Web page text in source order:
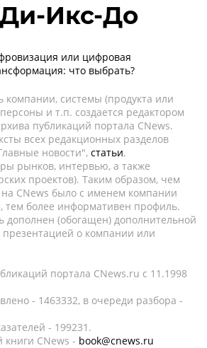
Ди-Икс-До
или цифровая
что выбрать?
системы (продукта или
и т.п. создается редактором
публикаций портала CNews.
всех редакционных разделов
новости", статьи,
рынков, интервью, а также
проектов). Таким образом, чем
CNews было с именем компании
тем более информативен профиль.
дополнен (обогащен) дополнительной
о компании или
портала CNews.ru c 11.1998
- 1463332, в очереди разбора -
- 199231.
книги CNews - book@cnews.ru